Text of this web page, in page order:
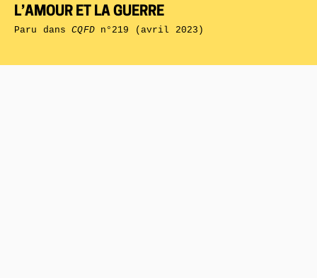
L’AMOUR ET LA GUERRE
Paru dansCQFDn°219 (avril 2023)